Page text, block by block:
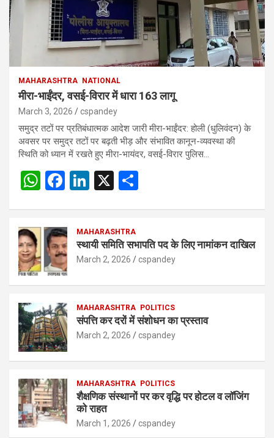
MAHARASHTRA NATIONAL
मीरा-भाईंदर, वसई-विरार में धारा 163 लागू
March 3, 2026 cspandey
समुद्र तटों पर प्रतिबंधात्मक आदेश जारी मीरा-भाईंदर: होली (धुलिवंदन) के
अवसर पर समुद्र तटों पर बढ़ती भीड़ और संभावित कानून-व्यवस्था की
स्थिति को ध्यान में रखते हुए मीरा-भायंदर, वसई-विरार पुलिस…
W
s
A
p
p
F
b
o
o
k
Li
dI
n
X
e
MAHARASHTRA
स्थायी समिति सभापति पद के लिए नामांकन दाखिल
March 2, 2026 cspandey
MAHARASHTRA POLITICS
संपत्ति कर दरों में संशोधन का प्रस्ताव
March 2, 2026 cspandey
MAHARASHTRA POLITICS
शैक्षणिक संस्थानों पर कर वृद्धि पर होटल व लॉजिंग
को राहत
March 1, 2026 cspandey